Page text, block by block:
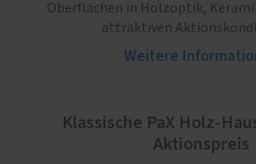
Oberflächen in Holzoptik,
attraktiven
Weitere
Klassische PaX Holz-
Aktionspreis